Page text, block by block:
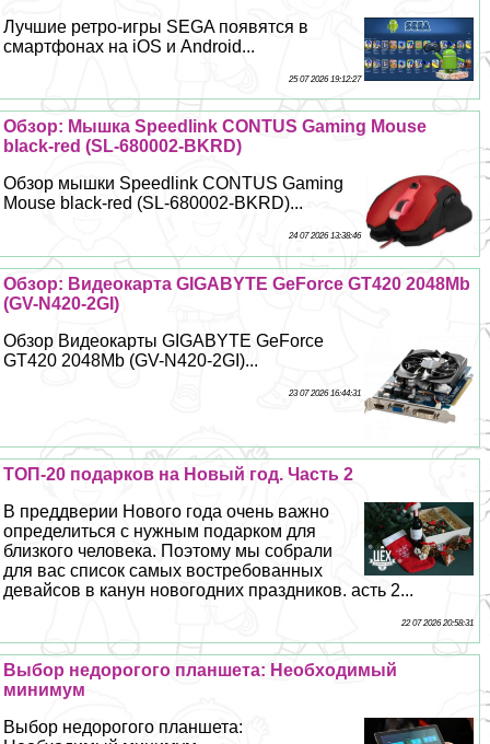
Лучшие ретро-игры SEGA появятся в
смартфонах на iOS и Android...
25 07 2026 19:12:27
Обзор: Мышка Speedlink CONTUS Gaming Mouse
black-red (SL-680002-BKRD)
Обзор мышки Speedlink CONTUS Gaming
Mouse black-red (SL-680002-BKRD)...
24 07 2026 13:38:46
Обзор: Видеокарта GIGABYTE GeForce GT420 2048Mb
(GV-N420-2GI)
Обзор Видеокарты GIGABYTE GeForce
GT420 2048Mb (GV-N420-2GI)...
23 07 2026 16:44:31
ТОП-20 подарков на Новый год. Часть 2
В преддверии Нового года очень важно
определиться с нужным подарком для
близкого человека. Поэтому мы собрали
для вас список самых востребованных
девайсов в канун новогодних праздников. асть 2...
22 07 2026 20:58:31
Выбор недорогого планшета: Необходимый
минимум
Выбор недорогого планшета: